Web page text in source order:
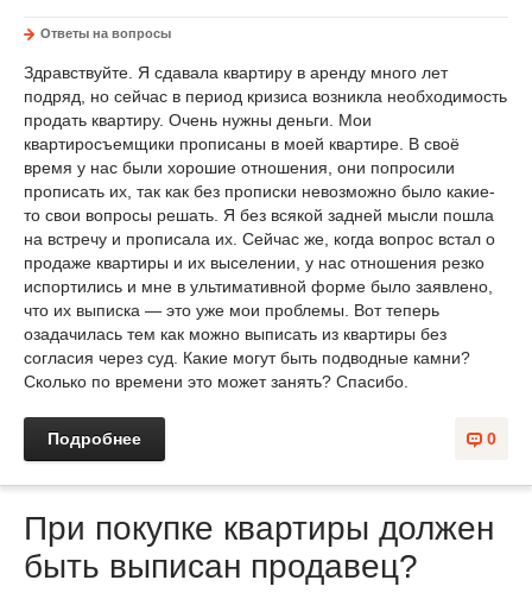
Ответы на вопросы
Здравствуйте. Я сдавала квартиру в аренду много лет
подряд, но сейчас в период кризиса возникла необходимость
продать квартиру. Очень нужны деньги. Мои
квартиросъемщики прописаны в моей квартире. В своё
время у нас были хорошие отношения, они попросили
прописать их, так как без прописки невозможно было какие-
то свои вопросы решать. Я без всякой задней мысли пошла
на встречу и прописала их. Сейчас же, когда вопрос встал о
продаже квартиры и их выселении, у нас отношения резко
испортились и мне в ультимативной форме было заявлено,
что их выписка — это уже мои проблемы. Вот теперь
озадачилась тем как можно выписать из квартиры без
согласия через суд. Какие могут быть подводные камни?
Сколько по времени это может занять? Спасибо.
0
Подробнее
При покупке квартиры должен
быть выписан продавец?